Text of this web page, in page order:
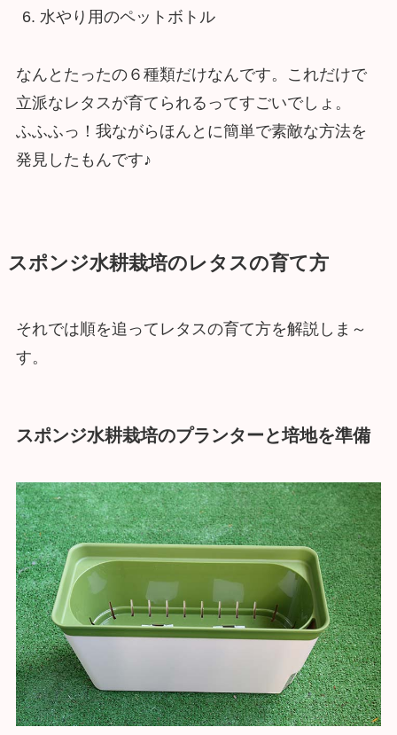
水やり用のペットボトル
なんとたったの６種類だけなんです。これだけで
立派なレタスが育てられるってすごいでしょ。
ふふふっ！我ながらほんとに簡単で素敵な方法を
発見したもんです♪
スポンジ水耕栽培のレタスの育て方
それでは順を追ってレタスの育て方を解説しま～
す。
スポンジ水耕栽培のプランターと培地を準備